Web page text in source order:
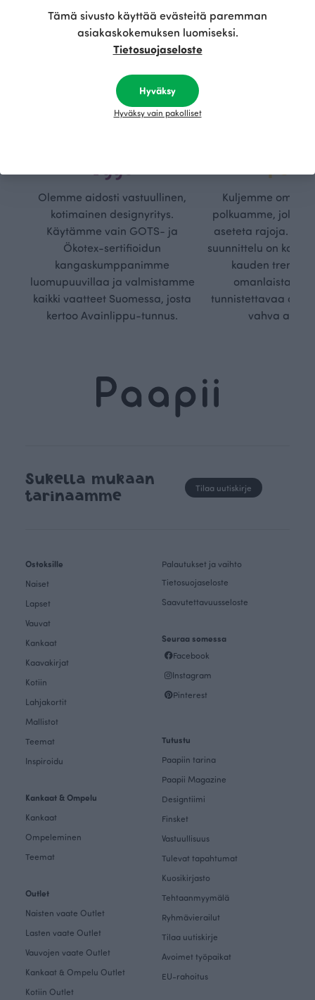
vyys
Olemme aidosti vastuullinen,
kotimainen designyritys.
Käytämme vain GOTS- ja
Ökotex-sertifioidun
kangaskumppanimme
luomupuuvillaa ja valmistamme
kaikki vaatteet Suomessa, josta
kertoo Avainlippu-tunnus.
Kuljemme omaa,
polkuamme, jolla
aseteta rajoja.
suunnittelu on
kauden
omanlaista,
tunnistettavaa
vahva
Sukella mukaan
tarinaamme
Tilaa uutiskirje
Ostoksille
Naiset
Lapset
Vauvat
Kankaat
Kaavakirjat
Kotiin
Lahjakortit
Mallistot
Teemat
Inspiroidu
Kankaat & Ompelu
Kankaat
Ompeleminen
Teemat
Outlet
Naisten vaate Outlet
Lasten vaate Outlet
Vauvojen vaate Outlet
Kankaat & Ompelu Outlet
Kotiin Outlet
Palautukset ja vaihto
Tietosuojaseloste
Saavutettavuusseloste
Seuraa somessa
Facebook
Instagram
Pinterest
Tutustu
Paapiin tarina
Paapii Magazine
Designtiimi
Finsket
Vastuullisuus
Tulevat tapahtumat
Kuosikirjasto
Tehtaanmyymälä
Ryhmävierailut
Tilaa uutiskirje
Avoimet työpaikat
EU-rahoitus
Tämä sivusto käyttää evästeitä paremman
asiakaskokemuksen luomiseksi.
Tietosuojaseloste
Hyväksy
Hyväksy vain pakolliset